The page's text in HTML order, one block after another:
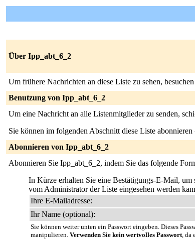
Über Ipp_abt_6_2
Um frühere Nachrichten an diese Liste zu sehen,
Benutzung von Ipp_abt_6_2
Um eine Nachricht an alle Listenmitglieder zu senden,
Sie können im folgenden Abschnitt diese Liste abonnieren
Abonnieren von Ipp_abt_6_2
Abonnieren Sie Ipp_abt_6_2, indem Sie das folgende
In Kürze erhalten Sie eine Bestätigungs-E-Mail, um
vom Administrator der Liste eingesehen werden
Ihre E-Mailadresse:
Ihr Name (optional):
Sie können weiter unten ein Passwort eingeben. Dieses
manipulieren. Verwenden Sie kein wertvolles Passwort, da